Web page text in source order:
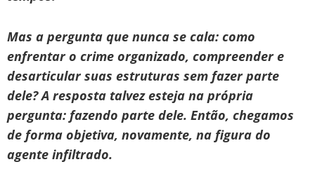
Mas a pergunta que nunca se cala: como
enfrentar o crime organizado, compreender e
desarticular suas estruturas sem fazer parte
dele? A resposta talvez esteja na própria
pergunta: fazendo parte dele. Então, chegamos
de forma objetiva, novamente, na figura do
agente infiltrado.